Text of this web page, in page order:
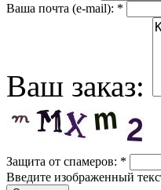
Ваша почта (е-mail): *
Ваш заказ:
Защита от спамеров: *
Введите изображенный